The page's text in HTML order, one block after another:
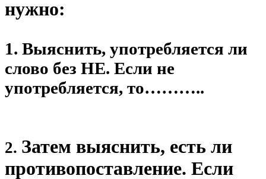
нужно:
1. Выяснить, употребляется ли
слово без НЕ. Если не
употребляется, то………..
2. Затем выяснить, есть ли
противопоставление. Если